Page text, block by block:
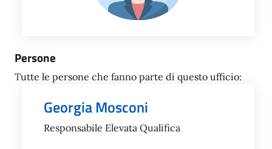
Persone
Tutte le persone che fanno parte di questo ufficio:
Georgia Mosconi
Responsabile Elevata Qualifica